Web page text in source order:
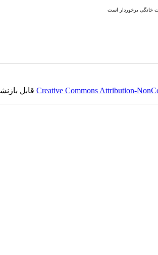
خانگی برخوردار است
Creative Commons Attribution-قابل